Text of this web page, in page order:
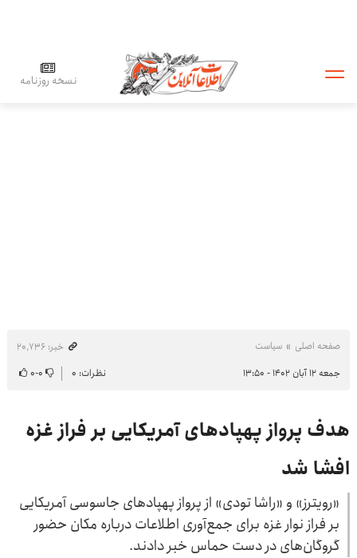
نسخه روزنامه
صفحه اصلی سیاست
خبر: ۲۰٬۷۳۶
جمعه ۱۲ آبان ۱۴۰۲ - ۱۳:۵۰
نظرات: ۰ ۰-۰
هدف پرواز پهپاد‌های آمریکایی بر فراز غزه
افشا شد
«رویترز» و «راشا تودی» از پرواز پهپاد‌های جاسوسی آمریکایی
بر فراز نوار غزه برای جمع‌آوری اطلاعات درباره مکان حضور
گروگان‌های در دست حماس خبر دادند.